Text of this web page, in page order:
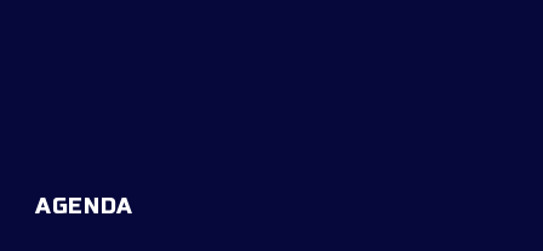
AGENDA